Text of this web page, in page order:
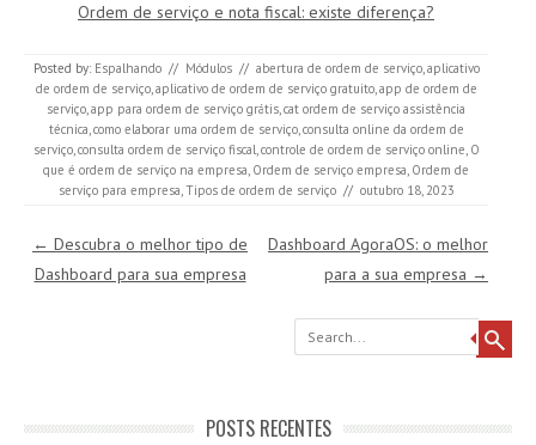
Ordem de serviço e nota fiscal: existe diferença?
Posted by: Espalhando // Módulos // abertura de ordem de serviço,aplicativo
de ordem de serviço,aplicativo de ordem de serviço gratuito,app de ordem de
serviço,app para ordem de serviço grátis,cat ordem de serviço assistência
técnica,como elaborar uma ordem de serviço,consulta online da ordem de
serviço,consulta ordem de serviço fiscal,controle de ordem de serviço online, O
que é ordem de serviço na empresa, Ordem de serviço empresa, Ordem de
serviço para empresa,Tipos de ordem de serviço // outubro 18, 2023
Post navigation
← Descubra o melhor tipo de
Dashboard para sua empresa
Dashboard AgoraOS: o melhor
para a sua empresa →
Search
POSTS RECENTES